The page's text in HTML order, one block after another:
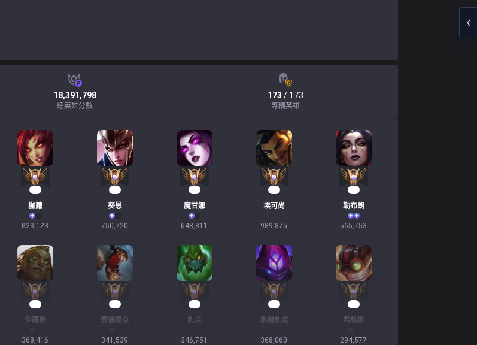
18,391,798
總英雄分數
173 / 173
專精英雄
76
枷蘿
823,123
59
葵恩
750,720
59
魔甘娜
648,811
56
埃可尚
989,875
54
勒布朗
565,753
伊羅旖
368,416
費德提克
341,539
札克
346,751
馬爾札哈
368,060
希格斯
294,577